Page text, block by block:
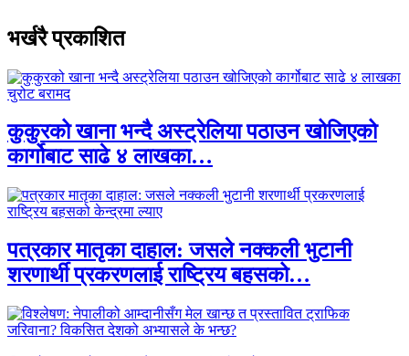
भर्खरै प्रकाशित
कुकुरको खाना भन्दै अस्ट्रेलिया पठाउन खोजिएको
कार्गोबाट साढे ४ लाखका…
पत्रकार मातृका दाहाल: जसले नक्कली भुटानी
शरणार्थी प्रकरणलाई राष्ट्रिय बहसको…